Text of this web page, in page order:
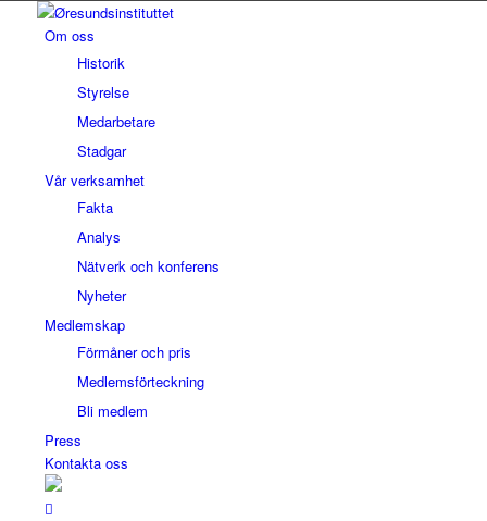
Om oss
Historik
Styrelse
Medarbetare
Stadgar
Vår verksamhet
Fakta
Analys
Nätverk och konferens
Nyheter
Medlemskap
Förmåner och pris
Medlemsförteckning
Bli medlem
Press
Kontakta oss